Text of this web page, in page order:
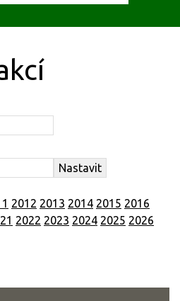
2012 2013 2014 2015 2016
2022 2023 2024 2025 2026